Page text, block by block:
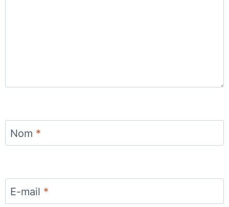
Nom *
E-mail *